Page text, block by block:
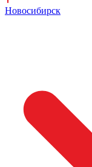
Новосибирск